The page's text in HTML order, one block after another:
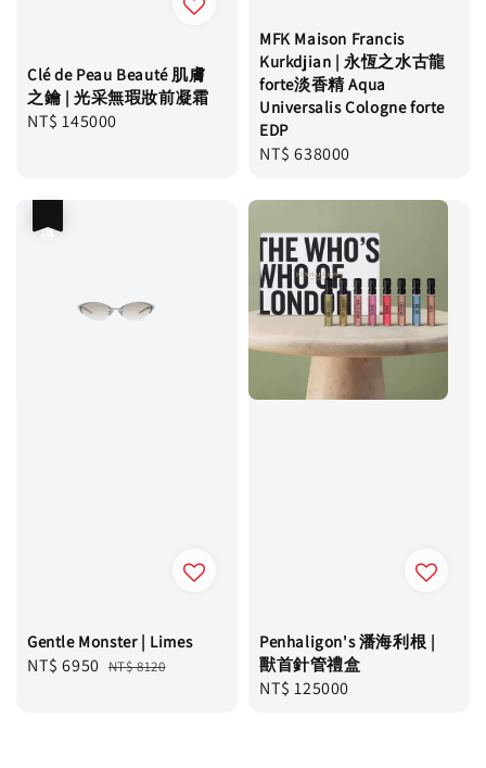
Clé de Peau Beauté 肌膚
之鑰 | 光采無瑕妝前凝霜
Regular
NT$ 145000
MFK Maison Francis
Kurkdjian | 永恆之水古龍
forte淡香精 Aqua
Universalis Cologne forte
EDP
Regular
NT$ 638000
Gentle Monster | Limes
Sale
NT$ 6950 Regular
NT$ 8120
Penhaligon's 潘海利根 |
獸首針管禮盒
Regular
NT$ 125000